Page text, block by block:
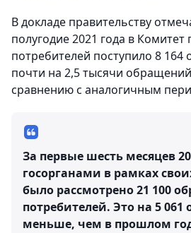
В докладе правительству
полугодие 2021 года в
потребителей поступило 8
почти на 2,5 тысячи
сравнению с аналогичным
За первые шесть месяцев
госорганами в рамках
было рассмотрено 21 100
потребителей. Это на 5
меньше, чем в прошлом